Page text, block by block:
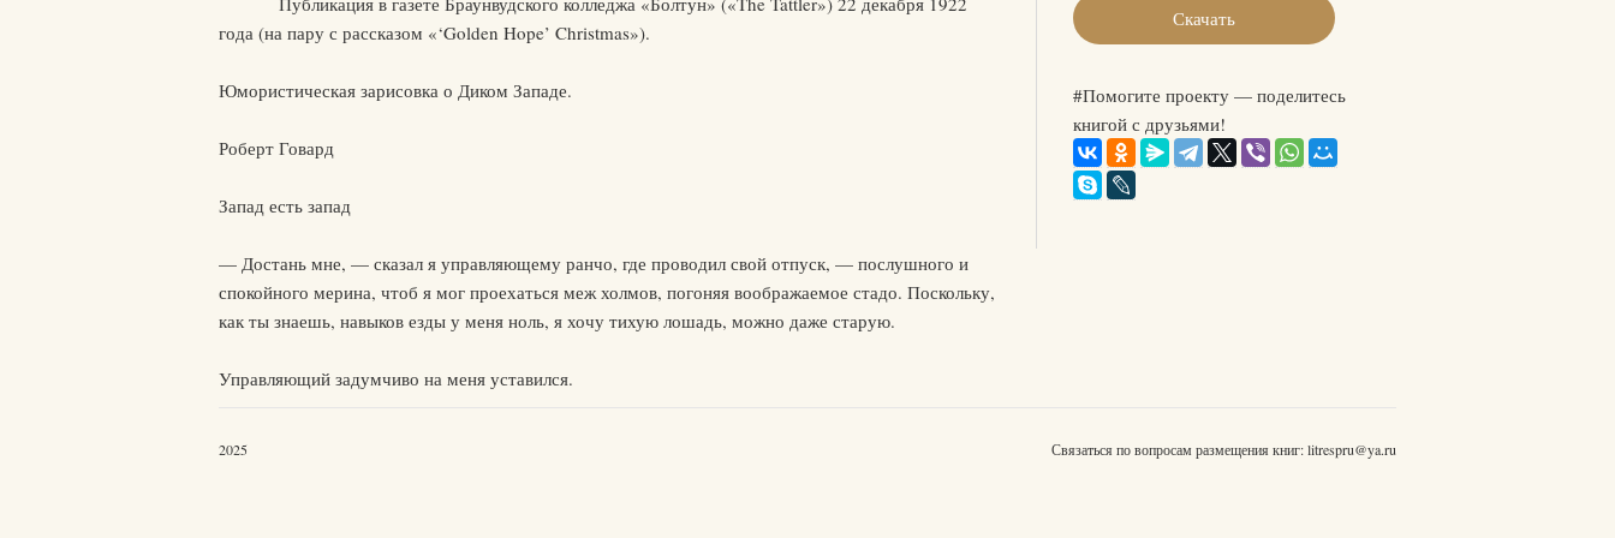
года (на пару с рассказом «‘Golden Hope’ Christmas»).
Юмористическая зарисовка о Диком Западе.
Роберт Говард
Запад есть запад
— Достань мне, — сказал я управляющему ранчо, где проводил свой отпуск, — послушного и
спокойного мерина, чтоб я мог проехаться меж холмов, погоняя воображаемое стадо. Поскольку,
как ты знаешь, навыков езды у меня ноль, я хочу тихую лошадь, можно даже старую.
Управляющий задумчиво на меня уставился.
Скачать
#Помогите проекту — поделитесь
книгой с друзьями!
2025 Связаться по вопросам размещения книг:litrespru@ya.ru